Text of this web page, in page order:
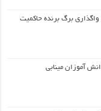
برگ برنده حاکمیت
آموزان مینابی